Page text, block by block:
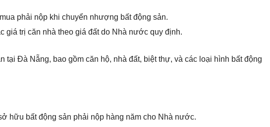
phải nộp khi chuyển nhượng bất động sản.
trị căn nhà theo giá đất do Nhà nước quy định.
tại Đà Nẵng, bao gồm căn hộ, nhà đất, biệt thự, và các loại hình bất động
hữu bất động sản phải nộp hàng năm cho Nhà nước.